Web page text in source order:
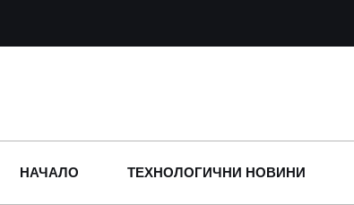
НАЧАЛО ТЕХНОЛОГИЧНИ НОВИНИ